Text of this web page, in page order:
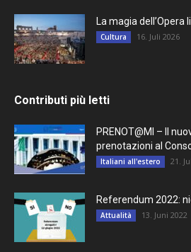
La magia dell’Opera
Cultura 16. Juli 2026
Contributi più letti
PRENOT@MI – Il
prenotazioni al
Italiani all'estero 21.
Referendum 2022:
Attualità 13. Juni 2022